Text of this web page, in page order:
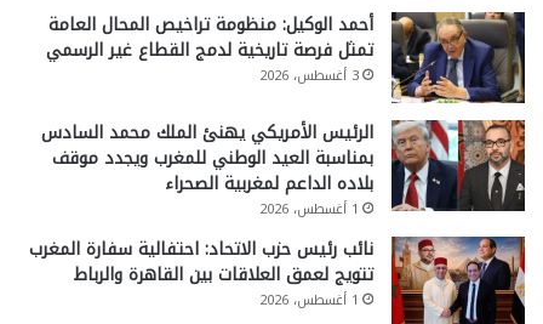
أحمد الوكيل: منظومة تراخيص المحال العامة
تمثل فرصة تاريخية لدمج القطاع غير الرسمي
3 أغسطس، 2026
الرئيس الأمريكي يهنئ الملك محمد السادس
بمناسبة العيد الوطني للمغرب ويجدد موقف
بلاده الداعم لمغربية الصحراء
1 أغسطس، 2026
نائب رئيس حزب الاتحاد: احتفالية سفارة المغرب
تتويج لعمق العلاقات بين القاهرة والرباط
1 أغسطس، 2026